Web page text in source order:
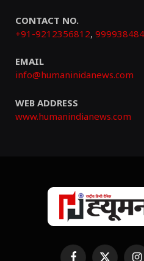
CONTACT NO.
+91-9212356812,
EMAIL
info@humaninidanews.com
WEB ADDRESS
www.humanindianews.com